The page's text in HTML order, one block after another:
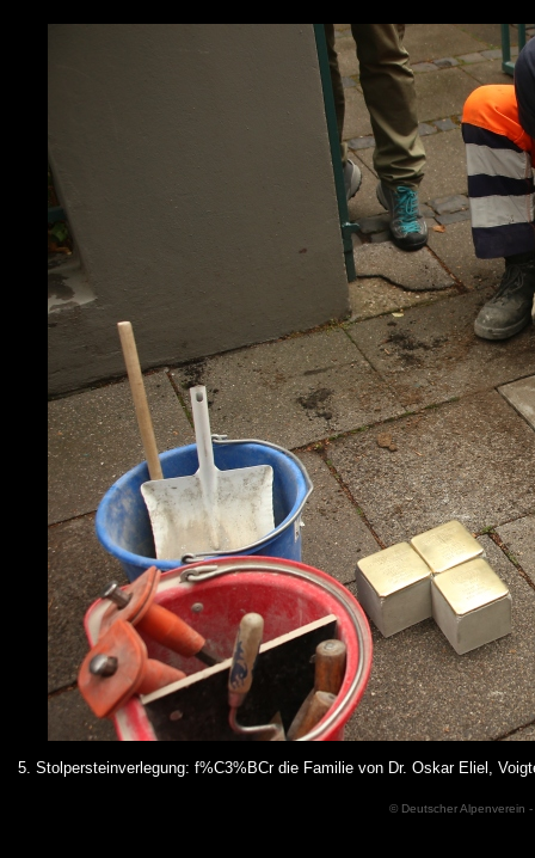
5. Stolpersteinverlegung: f%C3%BCr die Familie von Dr. Oskar Eliel,
© Deutscher Alpenverein